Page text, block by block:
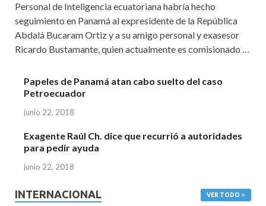
Personal de Inteligencia ecuatoriana habría hecho
seguimiento en Panamá al expresidente de la República
Abdalá Bucaram Ortiz y a su amigo personal y exasesor
Ricardo Bustamante, quien actualmente es comisionado …
Papeles de Panamá atan cabo suelto del caso
Petroecuador
junio 22, 2018
Exagente Raúl Ch. dice que recurrió a autoridades
para pedir ayuda
junio 22, 2018
INTERNACIONAL VER TODO